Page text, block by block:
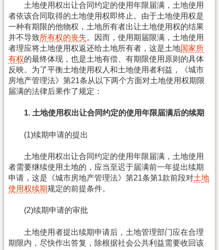
土地使用权出让合同约定的使用年限届满，土地使用
者依该合同取得的土地使用权即终止。由于土地使用权是
一种有期限的他物权，土地所有者出让土地使用权的结果
并不导致所有权的丧失。因而，使用期届限满，土地使用
者理应将土地使用权返还给土地所有者，这是土地国家所
有权的最终体现，也是土地有偿、有期限使用原则的具体
反映。为了平衡土地使用权人和土地使用者利益，《城市
房地产管理法》第21条从以下两个方面对土地使用权期限
届满的法律后果作了规定：
1. 土地使用权出让合同约定的使用年限届满后的续期
(1)续期申请的提出
土地使用权出让合同约定的使用年限届满，土地使用
者需要继续使用土地的，应当至迟于届满前一年提出续期
申请，这是《城市房地产管理法》第21条第1款前段对土地
使用权续期规定的前提条件。
(2)续期申请的审批
土地使用者提出续期申请后，土地管理部门应在合理
期限内，尽快作出答复，除根据社会公共利益需要收回该